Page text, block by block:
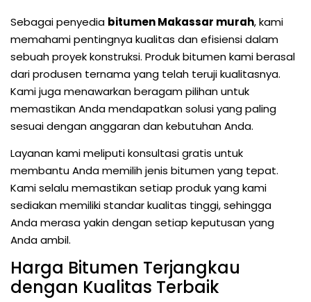
Sebagai penyedia bitumen Makassar murah, kami
memahami pentingnya kualitas dan efisiensi dalam
sebuah proyek konstruksi. Produk bitumen kami berasal
dari produsen ternama yang telah teruji kualitasnya.
Kami juga menawarkan beragam pilihan untuk
memastikan Anda mendapatkan solusi yang paling
sesuai dengan anggaran dan kebutuhan Anda.
Layanan kami meliputi konsultasi gratis untuk
membantu Anda memilih jenis bitumen yang tepat.
Kami selalu memastikan setiap produk yang kami
sediakan memiliki standar kualitas tinggi, sehingga
Anda merasa yakin dengan setiap keputusan yang
Anda ambil.
Harga Bitumen Terjangkau
dengan Kualitas Terbaik